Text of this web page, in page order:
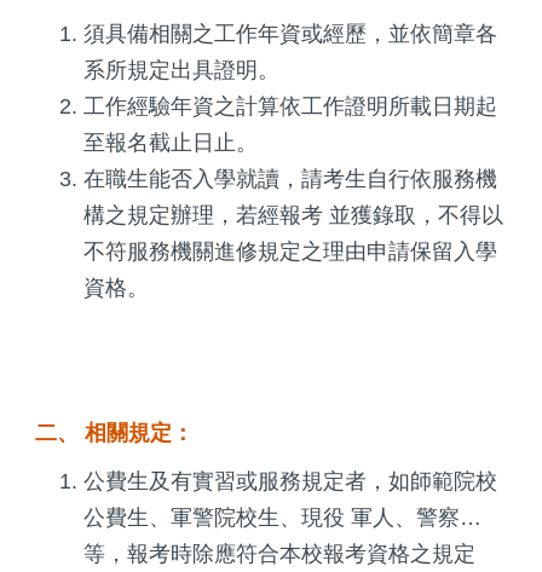
須具備相關之工作年資或經歷，並依簡章各
系所規定出具證明。
工作經驗年資之計算依工作證明所載日期起
至報名截止日止。
在職生能否入學就讀，請考生自行依服務機
構之規定辦理，若經報考 並獲錄取，不得以
不符服務機關進修規定之理由申請保留入學
資格。
二、 相關規定：
公費生及有實習或服務規定者，如師範院校
公費生、軍警院校生、現役 軍人、警察…
等，報考時除應符合本校報考資格之規定